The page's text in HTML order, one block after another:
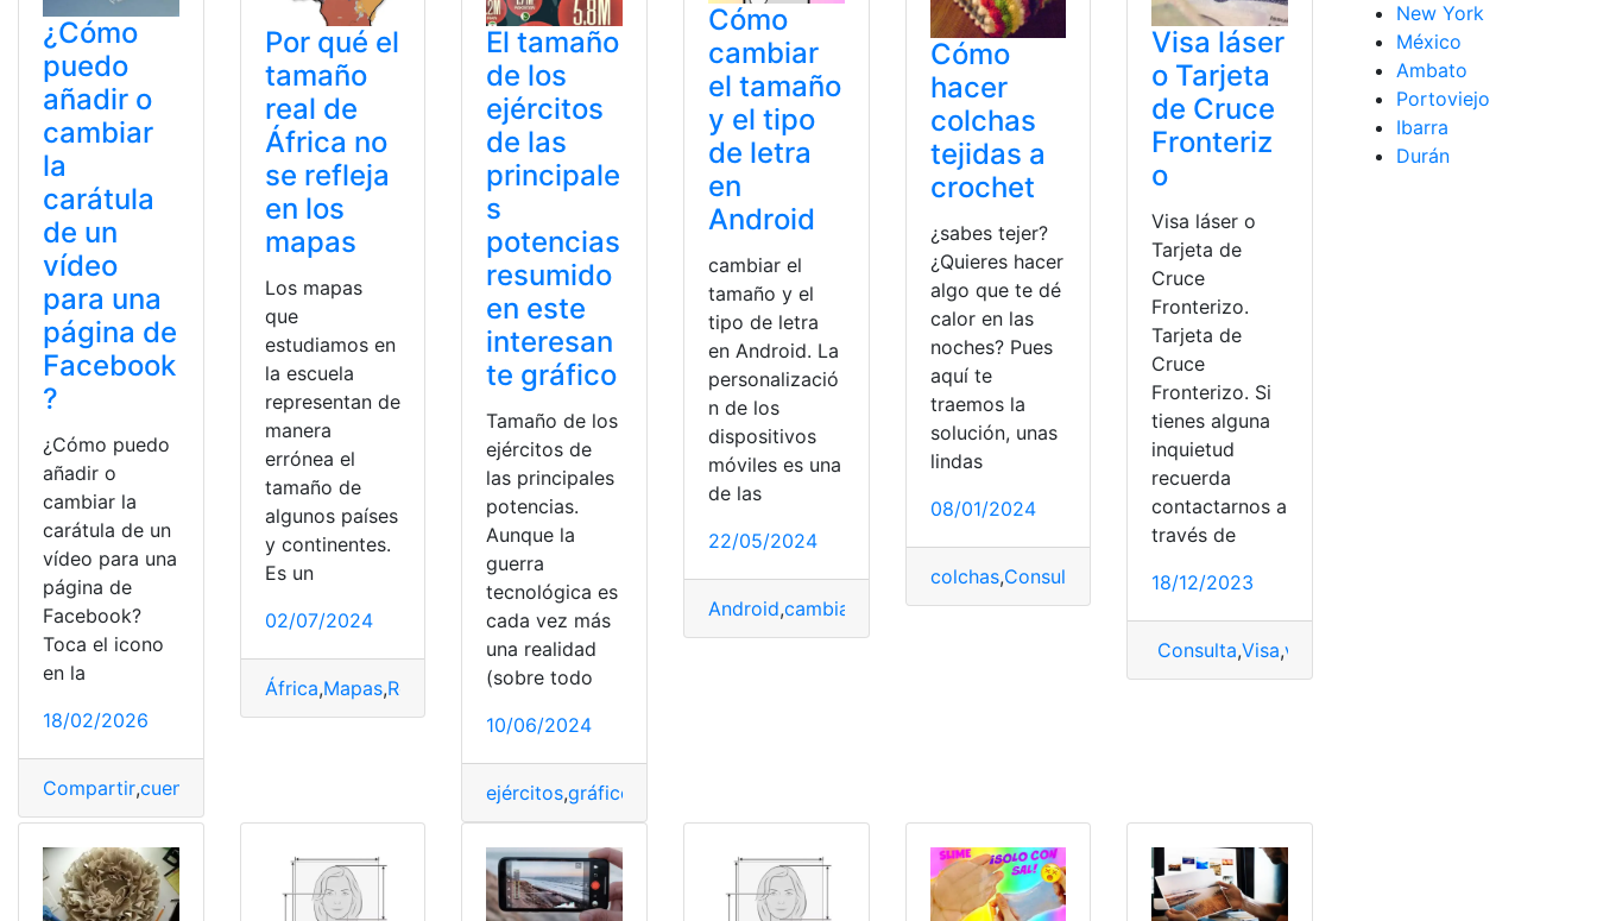
¿Cómo
puedo
añadir o
cambiar
la
carátula
de un
vídeo
para una
página de
Facebook
?
¿Cómo puedo
añadir o
cambiar la
carátula de un
vídeo para una
página de
Facebook?
Toca el icono
en la
18/02/2026
Compartir,cuenta de Facebook página de Facebook
Por qué el
tamaño
real de
África no
se refleja
en los
mapas
Los mapas
que
estudiamos en
la escuela
representan de
manera
errónea el
tamaño de
algunos países
y continentes.
Es un
02/07/2024
África,Mapas,Real ,Tamaño
El tamaño
de los
ejércitos
de las
principale
s
potencias
resumido
en este
interesan
te gráfico
Tamaño de los
ejércitos de
las principales
potencias.
Aunque la
guerra
tecnológica es
cada vez más
una realidad
(sobre todo
10/06/2024
ejércitos,gráfico
Cómo
cambiar
el tamaño
y el tipo
de letra
en
Android
cambiar el
tamaño y el
tipo de letra
en Android. La
personalizació
n de los
dispositivos
móviles es una
de las
22/05/2024
Android,cambiar ,Tamaño,tipo
Cómo
hacer
colchas
tejidas a
crochet
¿sabes tejer?
¿Quieres hacer
algo que te dé
calor en las
noches? Pues
aquí te
traemos la
solución, unas
lindas
08/01/2024
colchas,Consultas Entretenimiento
Visa láser
o Tarjeta
de Cruce
Fronteriz
o
Visa láser o
Tarjeta de
Cruce
Fronterizo.
Tarjeta de
Cruce
Fronterizo. Si
tienes alguna
inquietud
recuerda
contactarnos a
través de
18/12/2023
Consulta,Visa,visas
New York
México
Ambato
Portoviejo
Ibarra
Durán